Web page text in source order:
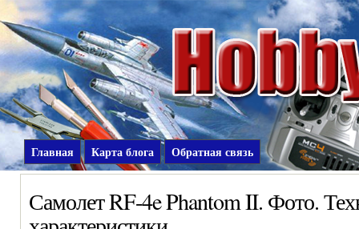
Главная Карта блога Обратная связь
Самолет RF-4e Phantom II. Фото.